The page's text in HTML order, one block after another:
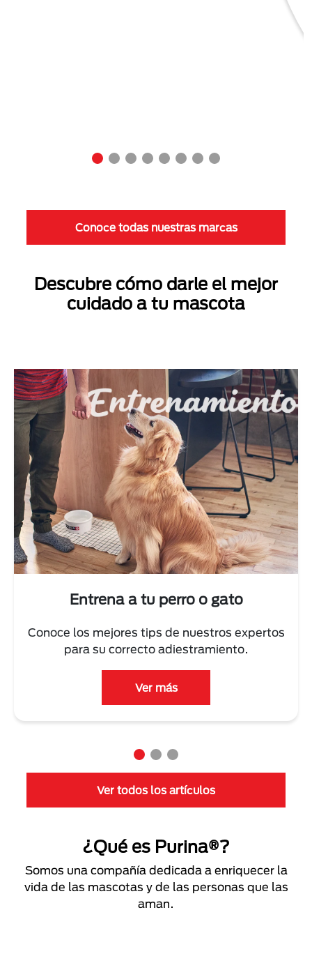
Next
Conoce todas nuestras marcas
Descubre cómo darle el mejor
cuidado a tu mascota
Entrena a tu perro o gato
Conoce los mejores tips de nuestros expertos
para su correcto adiestramiento.
Ver más
Ver todos los artículos
¿Qué es Purina®?
Somos una compañía dedicada a enriquecer la
vida de las mascotas y de las personas que las
aman.